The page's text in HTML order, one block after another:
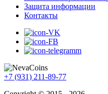
Защита информации
Контакты
+7 (931) 211-89-77